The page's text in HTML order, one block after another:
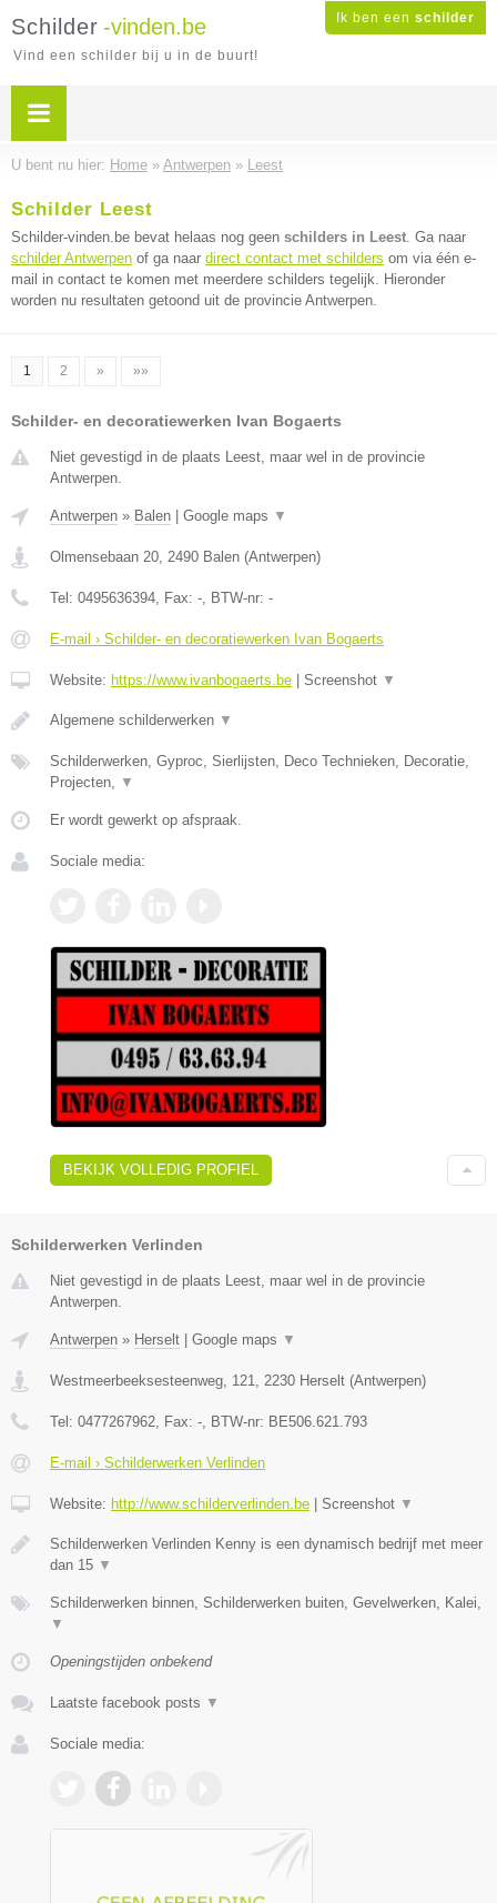
Ik ben een schilder
Schilder -vinden.be
Vind een schilder bij u in de buurt!
U bent nu hier: Home » Antwerpen » Leest
Schilder Leest
Schilder-vinden.be bevat helaas nog geen schilders in Leest. Ga naar
schilder Antwerpen of ga naar direct contact met schilders om via één e-
mail in contact te komen met meerdere schilders tegelijk. Hieronder
worden nu resultaten getoond uit de provincie Antwerpen.
1 2 » »»
Schilder- en decoratiewerken Ivan Bogaerts
Niet gevestigd in de plaats Leest, maar wel in de provincie
Antwerpen.
Antwerpen » Balen Google maps ▼
Olmensebaan 20, 2490 Balen (Antwerpen)
Tel: 0495636394, Fax: -, BTW-nr: -
E-mail › Schilder- en decoratiewerken Ivan Bogaerts
Website: https://www.ivanbogaerts.be Screenshot ▼
Algemene schilderwerken ▼
Schilderwerken, Gyproc, Sierlijsten, Deco Technieken, Decoratie,
Projecten, ▼
Er wordt gewerkt op afspraak.
Sociale media:
BEKIJK VOLLEDIG PROFIEL
Schilderwerken Verlinden
Niet gevestigd in de plaats Leest, maar wel in de provincie
Antwerpen.
Antwerpen » Herselt | Google maps ▼
Westmeerbeeksesteenweg, 121 2230 Herselt (Antwerpen)
Tel: 0477267962 , Fax: - , BTW-nr: BE506.621.793
E-mail › Schilderwerken Verlinden
Website: http://www.schilderverlinden.be | Screenshot ▼
Schilderwerken Verlinden Kenny is een dynamisch bedrijf met meer
dan 15 ▼
Schilderwerken binnen, Schilderwerken buiten, Gevelwerken, Kalei,
▼
Openingstijden onbekend
Laatste facebook posts ▼
Sociale media: